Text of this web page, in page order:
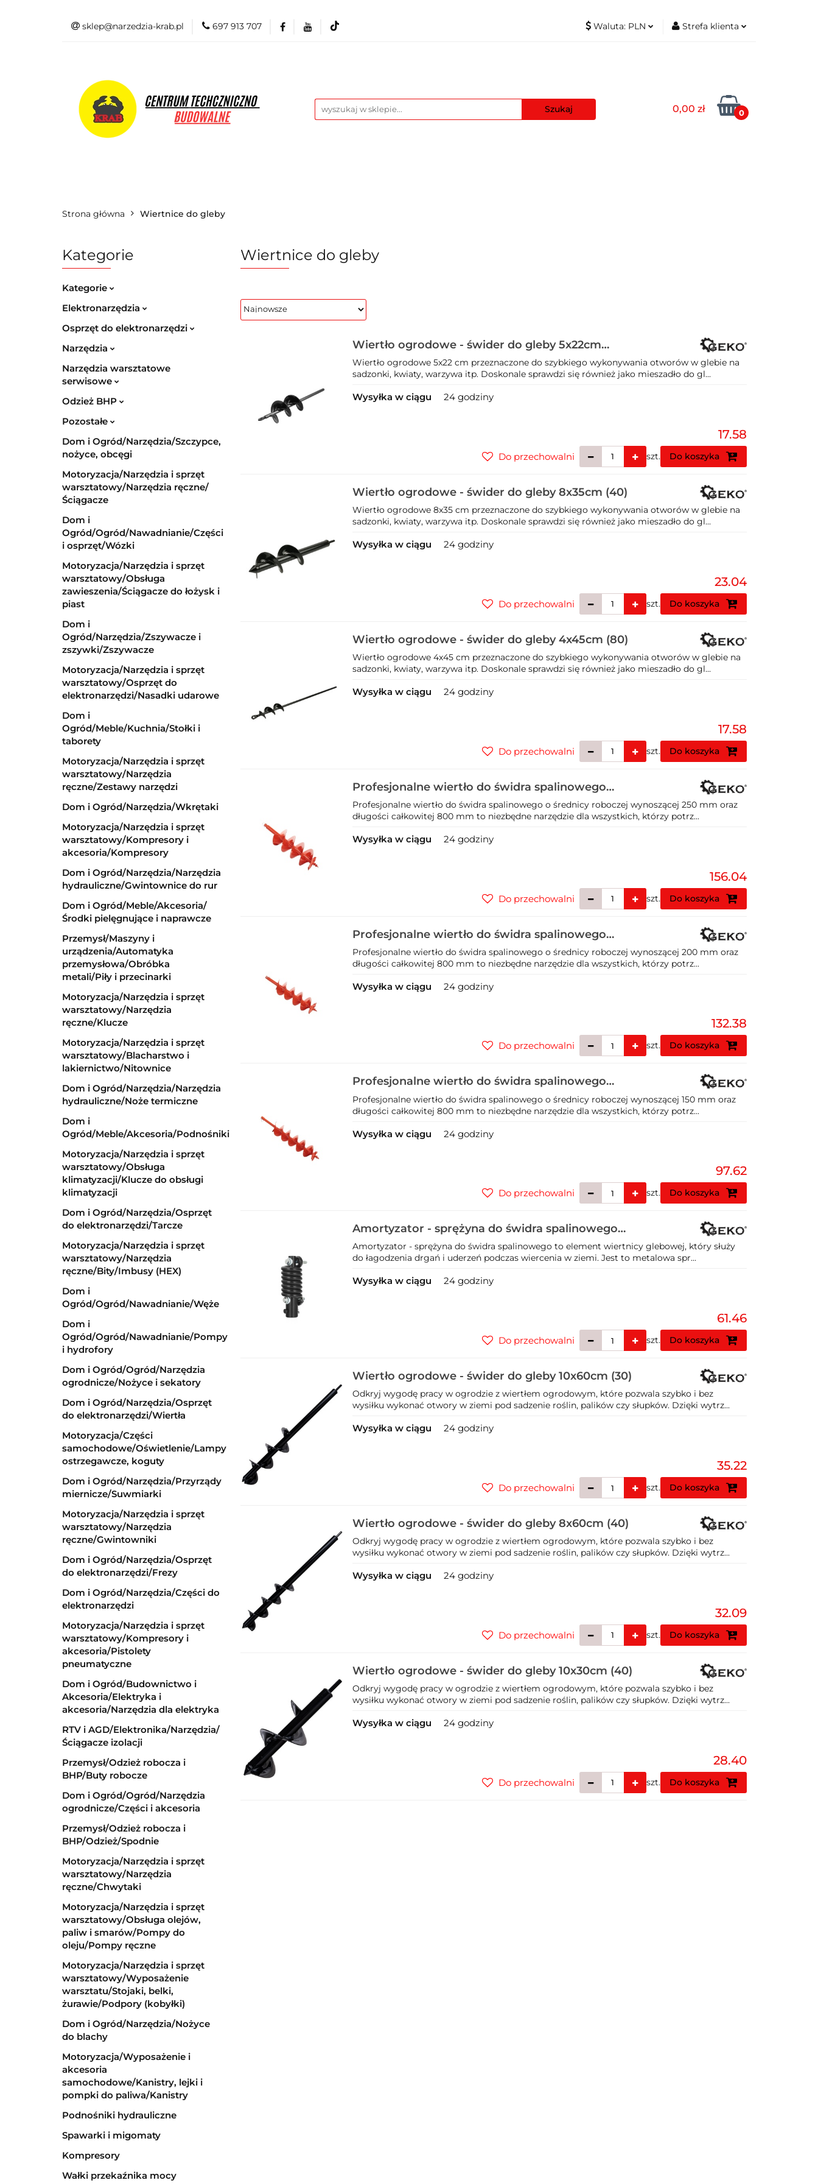
sklep@narzedzia-krab.pl 697 913 707 Waluta: PLN Strefa klienta
Dodaj zgłoszenie
Zgody cookies
0,00 zł 0
Elektronarzędzia Akcesoria i osprzęt
Strona główna Wiertnice do gleby
Kategorie
Kategorie
Elektronarzędzia
Osprzęt do elektronarzędzi
Narzędzia
Narzędzia warsztatowe
serwisowe
Odzież BHP
Pozostałe
Dom i Ogród/Narzędzia/Szczypce,
nożyce, obcęgi
Motoryzacja/Narzędzia i sprzęt
warsztatowy/Narzędzia ręczne/
Ściągacze
Dom i
Ogród/Ogród/Nawadnianie/Części
i osprzęt/Wózki
Motoryzacja/Narzędzia i sprzęt
warsztatowy/Obsługa
zawieszenia/Ściągacze do łożysk i
piast
Dom i
Ogród/Narzędzia/Zszywacze i
zszywki/Zszywacze
Motoryzacja/Narzędzia i sprzęt
warsztatowy/Osprzęt do
elektronarzędzi/Nasadki udarowe
Dom i
Ogród/Meble/Kuchnia/Stołki i
taborety
Motoryzacja/Narzędzia i sprzęt
warsztatowy/Narzędzia
ręczne/Zestawy narzędzi
Dom i Ogród/Narzędzia/Wkrętaki
Motoryzacja/Narzędzia i sprzęt
warsztatowy/Kompresory i
akcesoria/Kompresory
Dom i Ogród/Narzędzia/Narzędzia
hydrauliczne/Gwintownice do rur
Dom i Ogród/Meble/Akcesoria/
Środki pielęgnujące i naprawcze
Przemysł/Maszyny i
urządzenia/Automatyka
przemysłowa/Obróbka
metali/Piły i przecinarki
Motoryzacja/Narzędzia i sprzęt
warsztatowy/Narzędzia
ręczne/Klucze
Motoryzacja/Narzędzia i sprzęt
warsztatowy/Blacharstwo i
lakiernictwo/Nitownice
Dom i Ogród/Narzędzia/Narzędzia
hydrauliczne/Noże termiczne
Dom i
Ogród/Meble/Akcesoria/Podnośniki
Motoryzacja/Narzędzia i sprzęt
warsztatowy/Obsługa
klimatyzacji/Klucze do obsługi
klimatyzacji
Dom i Ogród/Narzędzia/Osprzęt
do elektronarzędzi/Tarcze
Motoryzacja/Narzędzia i sprzęt
warsztatowy/Narzędzia
ręczne/Bity/Imbusy (HEX)
Dom i
Ogród/Ogród/Nawadnianie/Węże
Dom i
Ogród/Ogród/Nawadnianie/Pompy
i hydrofory
Dom i Ogród/Ogród/Narzędzia
ogrodnicze/Nożyce i sekatory
Dom i Ogród/Narzędzia/Osprzęt
do elektronarzędzi/Wiertła
Motoryzacja/Części
samochodowe/Oświetlenie/Lampy
ostrzegawcze, koguty
Dom i Ogród/Narzędzia/Przyrządy
miernicze/Suwmiarki
Motoryzacja/Narzędzia i sprzęt
warsztatowy/Narzędzia
ręczne/Gwintowniki
Dom i Ogród/Narzędzia/Osprzęt
do elektronarzędzi/Frezy
Dom i Ogród/Narzędzia/Części do
elektronarzędzi
Motoryzacja/Narzędzia i sprzęt
warsztatowy/Kompresory i
akcesoria/Pistolety
pneumatyczne
Dom i Ogród/Budownictwo i
Akcesoria/Elektryka i
akcesoria/Narzędzia dla elektryka
RTV i AGD/Elektronika/Narzędzia/
Ściągacze izolacji
Przemysł/Odzież robocza i
BHP/Buty robocze
Dom i Ogród/Ogród/Narzędzia
ogrodnicze/Części i akcesoria
Przemysł/Odzież robocza i
BHP/Odzież/Spodnie
Motoryzacja/Narzędzia i sprzęt
warsztatowy/Narzędzia
ręczne/Chwytaki
Motoryzacja/Narzędzia i sprzęt
warsztatowy/Obsługa olejów,
paliw i smarów/Pompy do
oleju/Pompy ręczne
Motoryzacja/Narzędzia i sprzęt
warsztatowy/Wyposażenie
warsztatu/Stojaki, belki,
żurawie/Podpory (kobyłki)
Dom i Ogród/Narzędzia/Nożyce
do blachy
Motoryzacja/Wyposażenie i
akcesoria
samochodowe/Kanistry, lejki i
pompki do paliwa/Kanistry
Podnośniki hydrauliczne
Spawarki i migomaty
Kompresory
Wałki przekaźnika mocy
Wiertnice do gleby
Wiertło ogrodowe - świder do gleby 5x22cm
(40/80)
Wiertło ogrodowe 5x22 cm przeznaczone do szybkiego wykonywania otworów w glebie na
sadzonki, kwiaty, warzywa itp. Doskonale sprawdzi się również jako mieszadło do gl...
Wysyłka w ciągu 24 godziny
17.58
szt. Do koszyka
Do przechowalni
Wiertło ogrodowe - świder do gleby 8x35cm (40)
Wiertło ogrodowe 8x35 cm przeznaczone do szybkiego wykonywania otworów w glebie na
sadzonki, kwiaty, warzywa itp. Doskonale sprawdzi się również jako mieszadło do gl...
Wysyłka w ciągu 24 godziny
23.04
szt. Do koszyka
Do przechowalni
Wiertło ogrodowe - świder do gleby 4x45cm (80)
Wiertło ogrodowe 4x45 cm przeznaczone do szybkiego wykonywania otworów w glebie na
sadzonki, kwiaty, warzywa itp. Doskonale sprawdzi się również jako mieszadło do gl...
Wysyłka w ciągu 24 godziny
17.58
szt. Do koszyka
Do przechowalni
Profesjonalne wiertło do świdra spalinowego
25x80cm (1)
Profesjonalne wiertło do świdra spalinowego o średnicy roboczej wynoszącej 250 mm oraz
długości całkowitej 800 mm to niezbędne narzędzie dla wszystkich, którzy potrz...
Wysyłka w ciągu 24 godziny
156.04
szt. Do koszyka
Do przechowalni
Profesjonalne wiertło do świdra spalinowego
20x80cm (1)
Profesjonalne wiertło do świdra spalinowego o średnicy roboczej wynoszącej 200 mm oraz
długości całkowitej 800 mm to niezbędne narzędzie dla wszystkich, którzy potrz...
Wysyłka w ciągu 24 godziny
132.38
szt. Do koszyka
Do przechowalni
Profesjonalne wiertło do świdra spalinowego
15x80cm (1)
Profesjonalne wiertło do świdra spalinowego o średnicy roboczej wynoszącej 150 mm oraz
długości całkowitej 800 mm to niezbędne narzędzie dla wszystkich, którzy potrz...
Wysyłka w ciągu 24 godziny
97.62
szt. Do koszyka
Do przechowalni
Amortyzator - sprężyna do świdra spalinowego
210/20mm (6)
Amortyzator - sprężyna do świdra spalinowego to element wiertnicy glebowej, który służy
do łagodzenia drgań i uderzeń podczas wiercenia w ziemi. Jest to metalowa spr...
Wysyłka w ciągu 24 godziny
61.46
szt. Do koszyka
Do przechowalni
Wiertło ogrodowe - świder do gleby 10x60cm (30)
Odkryj wygodę pracy w ogrodzie z wiertłem ogrodowym, które pozwala szybko i bez
wysiłku wykonać otwory w ziemi pod sadzenie roślin, palików czy słupków. Dzięki wytrz...
Wysyłka w ciągu 24 godziny
35.22
szt. Do koszyka
Do przechowalni
Wiertło ogrodowe - świder do gleby 8x60cm (40)
Odkryj wygodę pracy w ogrodzie z wiertłem ogrodowym, które pozwala szybko i bez
wysiłku wykonać otwory w ziemi pod sadzenie roślin, palików czy słupków. Dzięki wytrz...
Wysyłka w ciągu 24 godziny
32.09
szt. Do koszyka
Do przechowalni
Wiertło ogrodowe - świder do gleby 10x30cm (40)
Odkryj wygodę pracy w ogrodzie z wiertłem ogrodowym, które pozwala szybko i bez
wysiłku wykonać otwory w ziemi pod sadzenie roślin, palików czy słupków. Dzięki wytrz...
Wysyłka w ciągu 24 godziny
28.40
szt. Do koszyka
Do przechowalni